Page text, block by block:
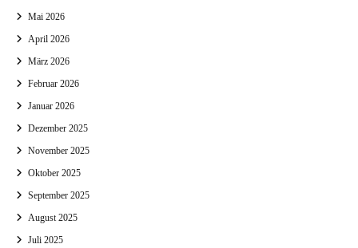
Mai 2026
April 2026
März 2026
Februar 2026
Januar 2026
Dezember 2025
November 2025
Oktober 2025
September 2025
August 2025
Juli 2025